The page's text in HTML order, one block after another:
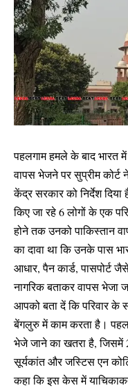
पहलगाम हमले के बाद भारत में
वापस भेजने पर सुप्रीम कोर्ट
केंद्र सरकार को निर्देश दिया
किए जा रहे 6 लोगों के एक
होने तक उनको पाकिस्तान
का दावा था कि उनके पास
आधार, पैन कार्ड, पासपोर्ट
नागरिक बताकर वापस भेजा
आपको बता दें कि परिवार के
बेंगलुरु में काम करता है।
भेजे जाने का खतरा है, जिसमें
सूर्यकांत और जस्टिस एन
कहा कि इस केस में